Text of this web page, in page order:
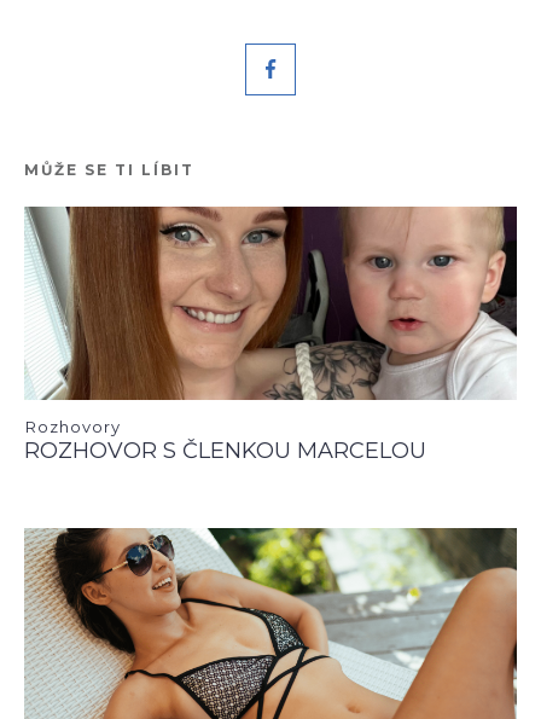
MŮŽE SE TI LÍBIT
Rozhovory
ROZHOVOR S ČLENKOU MARCELOU